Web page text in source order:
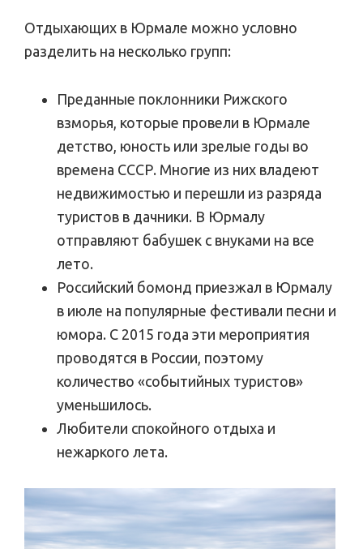
Отдыхающих в Юрмале можно условно
разделить на несколько групп:
Преданные поклонники Рижского
взморья, которые провели в Юрмале
детство, юность или зрелые годы во
времена СССР. Многие из них владеют
недвижимостью и перешли из разряда
туристов в дачники. В Юрмалу
отправляют бабушек с внуками на все
лето.
Российский бомонд приезжал в Юрмалу
в июле на популярные фестивали песни и
юмора. С 2015 года эти мероприятия
проводятся в России, поэтому
количество «событийных туристов»
уменьшилось.
Любители спокойного отдыха и
нежаркого лета.